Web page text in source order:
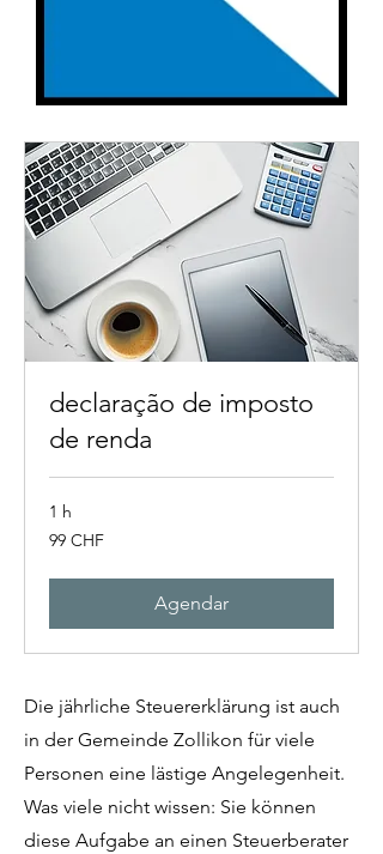
declaração de imposto
de renda
1 h
99
francos
99 CHF
Agendar
Die jährliche Steuererklärung ist auch
in der Gemeinde Zollikon für viele
Personen eine lästige Angelegenheit.
Was viele nicht wissen: Sie können
diese Aufgabe an einen Steuerberater